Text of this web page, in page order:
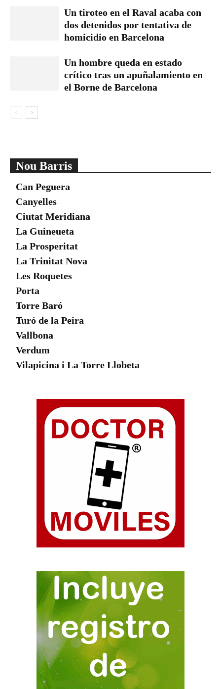
Un tiroteo en el Raval acaba con
dos detenidos por tentativa de
homicidio en Barcelona
Un hombre queda en estado
crítico tras un apuñalamiento en
el Borne de Barcelona
Nou Barris
Can Peguera
Canyelles
Ciutat Meridiana
La Guineueta
La Prosperitat
La Trinitat Nova
Les Roquetes
Porta
Torre Baró
Turó de la Peira
Vallbona
Verdum
Vilapicina i La Torre Llobeta